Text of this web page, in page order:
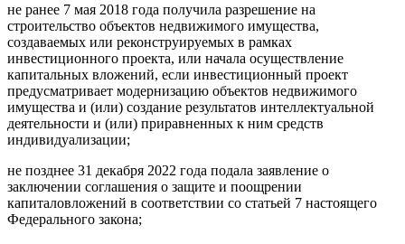
не ранее 7 мая 2018 года получила разрешение на
строительство объектов недвижимого имущества,
создаваемых или реконструируемых в рамках
инвестиционного проекта, или начала осуществление
капитальных вложений, если инвестиционный проект
предусматривает модернизацию объектов недвижимого
имущества и (или) создание результатов интеллектуальной
деятельности и (или) приравненных к ним средств
индивидуализации;
не позднее 31 декабря 2022 года подала заявление о
заключении соглашения о защите и поощрении
капиталовложений в соответствии со статьей 7 настоящего
Федерального закона;